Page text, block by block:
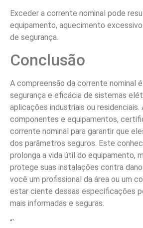
Exceder a corrente nominal pode
equipamento, aquecimento
de segurança.
Conclusão
A compreensão da corrente nominal
segurança e eficácia de sistemas
aplicações industriais ou residenciais.
componentes e equipamentos,
corrente nominal para garantir que
dos parâmetros seguros. Este
prolonga a vida útil do equipamento,
protege suas instalações contra
você um profissional da área ou um
estar ciente dessas especificações
mais informadas e seguras.
“`